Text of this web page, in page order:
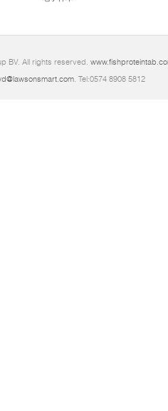
BV. All rights reserved.
. Tel:0574 8908 5812